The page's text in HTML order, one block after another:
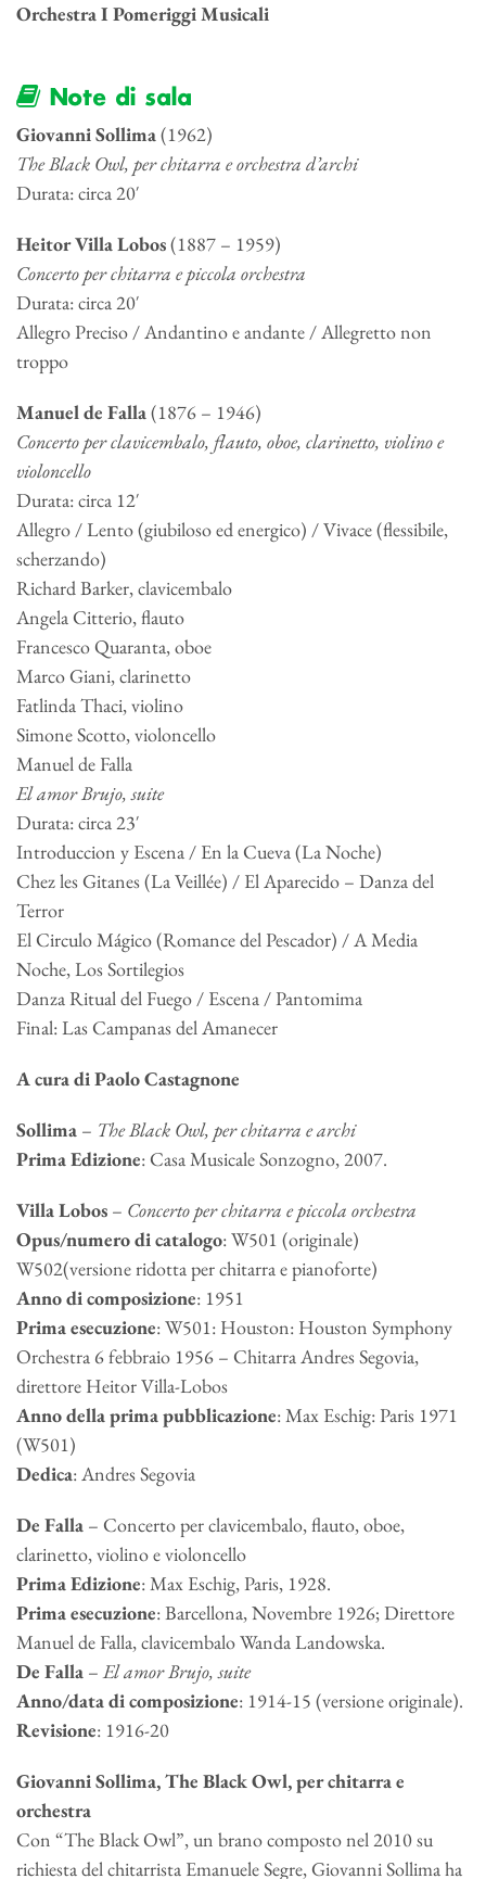
Orchestra I Pomeriggi Musicali
Note di sala
Giovanni Sollima(1962)
The Black Owl, per chitarra e orchestra d’archi
Durata: circa 20′
Heitor Villa Lobos(1887 – 1959)
Concerto per chitarra e piccola orchestra
Durata: circa 20′
Allegro Preciso / Andantino e andante / Allegretto non
troppo
Manuel de Falla(1876 – 1946)
Concerto per clavicembalo, flauto, oboe, clarinetto, violino e
violoncello
Durata: circa 12′
Allegro / Lento (giubiloso ed energico) / Vivace (flessibile,
scherzando)
Richard Barker, clavicembalo
Angela Citterio, flauto
Francesco Quaranta, oboe
Marco Giani, clarinetto
Fatlinda Thaci, violino
Simone Scotto, violoncello
Manuel de Falla
El amor Brujo, suite
Durata: circa 23′
Introduccion y Escena / En la Cueva (La Noche)
Chez les Gitanes (La Veillée) / El Aparecido – Danza del
Terror
El Circulo Mágico (Romance del Pescador) / A Media
Noche, Los Sortilegios
Danza Ritual del Fuego / Escena / Pantomima
Final: Las Campanas del Amanecer
A cura di Paolo Castagnone
Sollima – The Black Owl, per chitarra e archi
Prima Edizione: Casa Musicale Sonzogno, 2007.
Villa Lobos – Concerto per chitarra e piccola orchestra
Opus/numero di catalogo: W501 (originale)
W502(versione ridotta per chitarra e pianoforte)
Anno di composizione: 1951
Prima esecuzione: W501: Houston: Houston Symphony
Orchestra 6 febbraio 1956 – Chitarra Andres Segovia,
direttore Heitor Villa-Lobos
Anno della prima pubblicazione: Max Eschig: Paris 1971
(W501)
Dedica: Andres Segovia
De Falla – Concerto per clavicembalo, flauto, oboe,
clarinetto, violino e violoncello
Prima Edizione: Max Eschig, Paris, 1928.
Prima esecuzione: Barcellona, Novembre 1926; Direttore
Manuel de Falla, clavicembalo Wanda Landowska.
De Falla –El amor Brujo, suite
Anno/data di composizione: 1914-15 (versione originale).
Revisione: 1916-20
Giovanni Sollima, The Black Owl, per chitarra e
orchestra
Con “The Black Owl”, un brano composto nel 2010 su
richiesta del chitarrista Emanuele Segre, Giovanni Sollima ha